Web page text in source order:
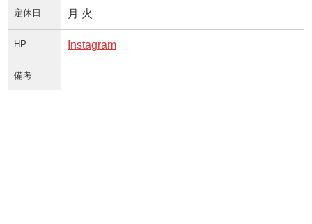
定休日 月 火
HP Instagram
備考